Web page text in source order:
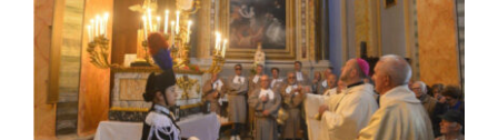
Rinnovata la devozione in onore del primo
santo cappuccino san Felice da Cantalice